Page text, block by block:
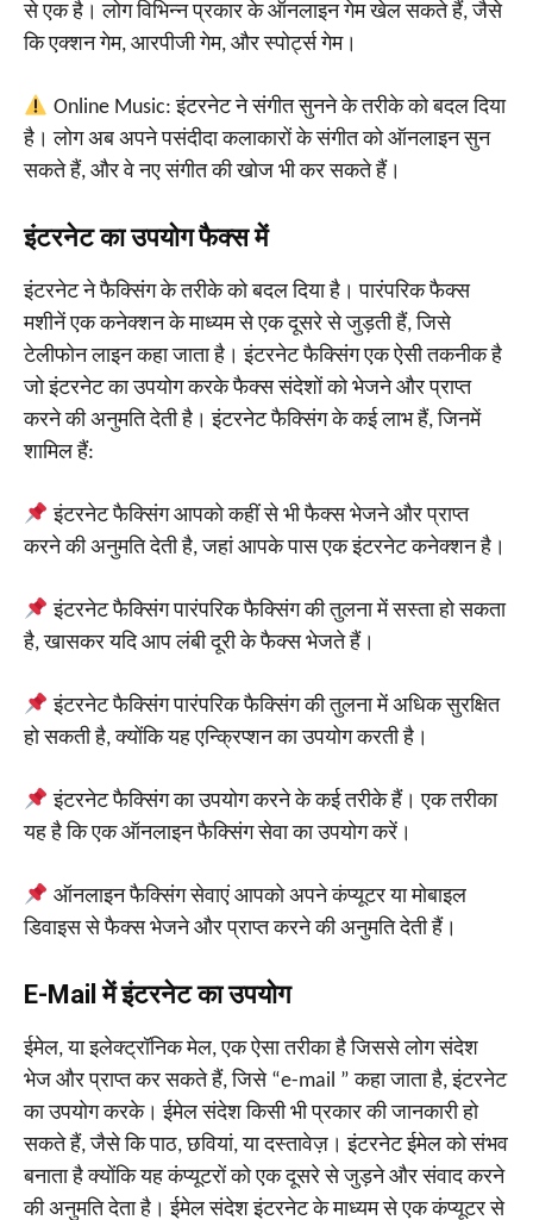
से एक है। लोग विभिन्न प्रकार के ऑनलाइन गेम खेल सकते हैं, जैसे
कि एक्शन गेम, आरपीजी गेम, और स्पोर्ट्स गेम।
Online Music: इंटरनेट ने संगीत सुनने के तरीके को बदल दिया
है। लोग अब अपने पसंदीदा कलाकारों के संगीत को ऑनलाइन सुन
सकते हैं, और वे नए संगीत की खोज भी कर सकते हैं।
इंटरनेट का उपयोग फैक्स में
इंटरनेट ने फैक्सिंग के तरीके को बदल दिया है। पारंपरिक फैक्स
मशीनें एक कनेक्शन के माध्यम से एक दूसरे से जुड़ती हैं, जिसे
टेलीफोन लाइन कहा जाता है। इंटरनेट फैक्सिंग एक ऐसी तकनीक है
जो इंटरनेट का उपयोग करके फैक्स संदेशों को भेजने और प्राप्त
करने की अनुमति देती है। इंटरनेट फैक्सिंग के कई लाभ हैं, जिनमें
शामिल हैं:
इंटरनेट फैक्सिंग आपको कहीं से भी फैक्स भेजने और प्राप्त
करने की अनुमति देती है, जहां आपके पास एक इंटरनेट कनेक्शन है।
इंटरनेट फैक्सिंग पारंपरिक फैक्सिंग की तुलना में सस्ता हो सकता
है, खासकर यदि आप लंबी दूरी के फैक्स भेजते हैं।
इंटरनेट फैक्सिंग पारंपरिक फैक्सिंग की तुलना में अधिक सुरक्षित
हो सकती है, क्योंकि यह एन्क्रिप्शन का उपयोग करती है।
इंटरनेट फैक्सिंग का उपयोग करने के कई तरीके हैं। एक तरीका
यह है कि एक ऑनलाइन फैक्सिंग सेवा का उपयोग करें।
ऑनलाइन फैक्सिंग सेवाएं आपको अपने कंप्यूटर या मोबाइल
डिवाइस से फैक्स भेजने और प्राप्त करने की अनुमति देती हैं।
E-Mail में इंटरनेट का उपयोग
ईमेल, या इलेक्ट्रॉनिक मेल, एक ऐसा तरीका है जिससे लोग संदेश
भेज और प्राप्त कर सकते हैं, जिसे “e-mail ” कहा जाता है, इंटरनेट
का उपयोग करके। ईमेल संदेश किसी भी प्रकार की जानकारी हो
सकते हैं, जैसे कि पाठ, छवियां, या दस्तावेज़। इंटरनेट ईमेल को संभव
बनाता है क्योंकि यह कंप्यूटरों को एक दूसरे से जुड़ने और संवाद करने
की अनुमति देता है। ईमेल संदेश इंटरनेट के माध्यम से एक कंप्यूटर से